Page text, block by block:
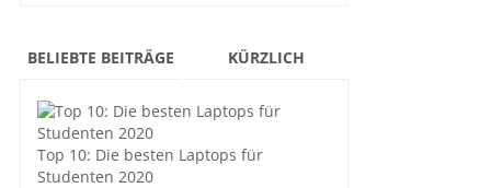
BELIEBTE BEITRÄGE KÜRZLICH
Top 10: Die besten Laptops für
Studenten 2020